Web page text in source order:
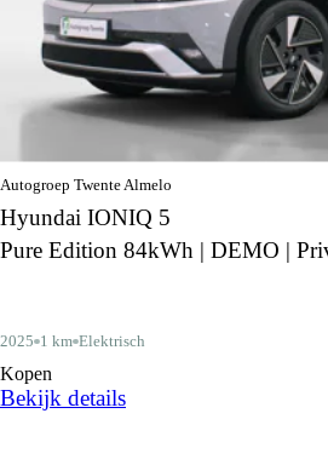
Autogroep Twente Almelo
Hyundai IONIQ 5
Pure Edition 84kWh | DEMO |
2025 1 km Elektrisch
Kopen
Bekijk details